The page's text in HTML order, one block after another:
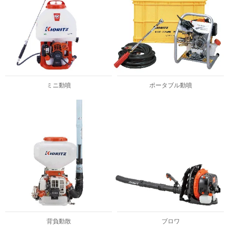
ミニ動噴 ポータブル動噴
背負動散 ブロワ